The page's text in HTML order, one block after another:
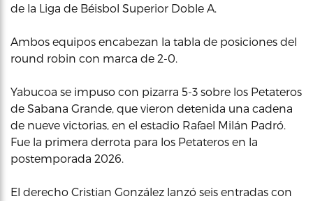
de la Liga de Béisbol Superior Doble A.
Ambos equipos encabezan la tabla de posiciones del
round robin con marca de 2-0.
Yabucoa se impuso con pizarra 5-3 sobre los Petateros
de Sabana Grande, que vieron detenida una cadena
de nueve victorias, en el estadio Rafael Milán Padró.
Fue la primera derrota para los Petateros en la
postemporada 2026.
El derecho Cristian González lanzó seis entradas con